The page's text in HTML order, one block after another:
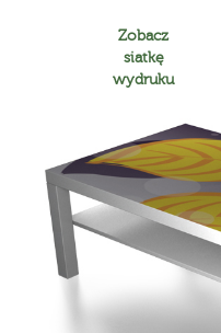
Zobacz
siatkę
wydruku